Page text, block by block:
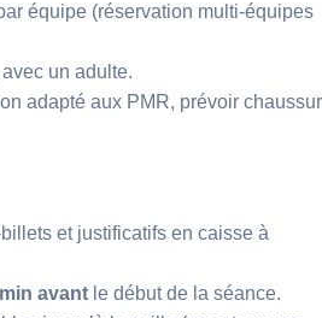
équipe (réservation multi-équipes
un adulte.
adapté aux PMR, prévoir
et justificatifs en caisse à
avantle début de la séance.